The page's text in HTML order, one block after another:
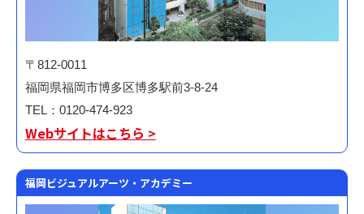
〒812-0011
福岡県福岡市博多区博多駅前3-8-24
TEL：0120-474-923
Webサイトはこちら >
福岡ビジュアルアーツ・アカデミー